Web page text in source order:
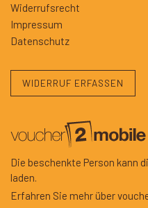
Widerrufsrecht
Impressum
Datenschutz
WIDERRUF ERFASSEN
Die beschenkte Person kann
laden.
Erfahren Sie mehr über